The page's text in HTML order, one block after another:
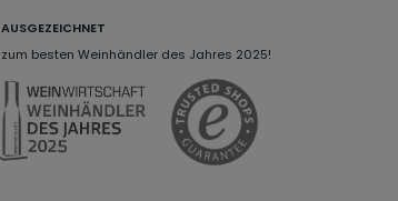
AUSGEZEICHNET
zum besten Weinhändler des Jahres 2025!